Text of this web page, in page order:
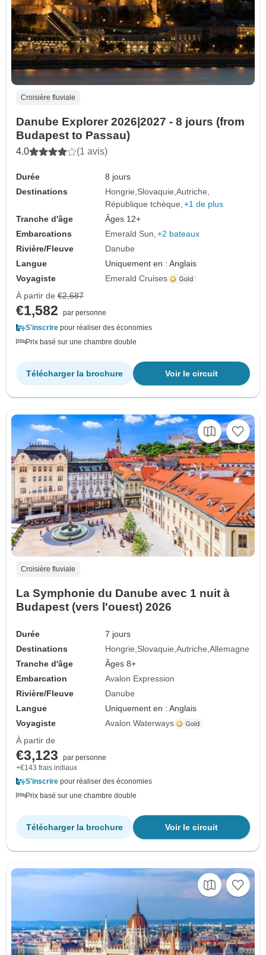
Croisière fluviale
Danube Explorer 2026|2027 - 8 jours (from
Budapest to Passau)
4.0 (1 avis)
Durée
8 jours
Destinations
Hongrie Slovaquie Autriche
République tchèque +1 de plus
Tranche d'âge
Âges 12+
Embarcations
Emerald Sun +2 bateaux
Rivière/Fleuve
Danube
Langue
Uniquement en : Anglais
Voyagiste
Emerald Cruises
À partir de €2,687
€1,582
par personne
S'inscrire pour réaliser des économies
Prix basé sur une chambre double
Voir le circuit
Télécharger la brochure
Croisière fluviale
La Symphonie du Danube avec 1 nuit à
Budapest (vers l'ouest) 2026
Durée
7 jours
Destinations
Hongrie Slovaquie Autriche Allemagne
Tranche d'âge
Âges 8+
Embarcation
Avalon Expression
Rivière/Fleuve
Danube
Langue
Uniquement en : Anglais
Voyagiste
Avalon Waterways
À partir de
€3,123
par personne
+€143 frais initiaux
S'inscrire pour réaliser des économies
Prix basé sur une chambre double
Voir le circuit
Télécharger la brochure